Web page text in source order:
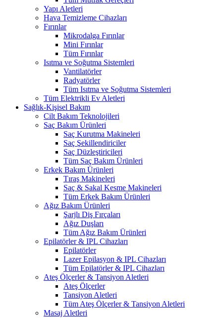
Yapı Aletleri
Hava Temizleme Cihazları
Fırınlar
Mikrodalga Fırınlar
Mini Fırınlar
Tüm Fırınlar
Isıtma ve Soğutma Sistemleri
Vantilatörler
Radyatörler
Tüm Isıtma ve Soğutma Sistemleri
Tüm Elektrikli Ev Aletleri
Sağlık-Kişisel Bakım
Cilt Bakım Teknolojileri
Saç Bakım Ürünleri
Saç Kurutma Makineleri
Saç Şekillendiriciler
Saç Düzleştiricileri
Tüm Saç Bakım Ürünleri
Erkek Bakım Ürünleri
Tıraş Makineleri
Saç & Sakal Kesme Makineleri
Tüm Erkek Bakım Ürünleri
Ağız Bakım Ürünleri
Şarjlı Diş Fırçaları
Ağız Duşları
Tüm Ağız Bakım Ürünleri
Epilatörler & IPL Cihazları
Epilatörler
Lazer Epilasyon & IPL Cihazları
Tüm Epilatörler & IPL Cihazları
Ateş Ölçerler & Tansiyon Aletleri
Ateş Ölçerler
Tansiyon Aletleri
Tüm Ateş Ölçerler & Tansiyon Aletleri
Masaj Aletleri